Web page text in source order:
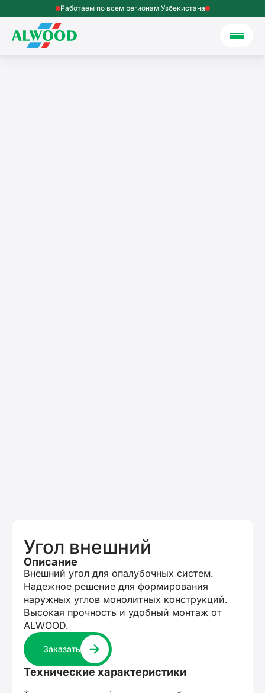
Работаем по всем регионам Узбекистана
Угол внешний
Описание
Внешний угол для опалубочных систем.
Надежное решение для формирования
наружных углов монолитных конструкций.
Высокая прочность и удобный монтаж от
ALWOOD.
Заказать
Технические характеристики